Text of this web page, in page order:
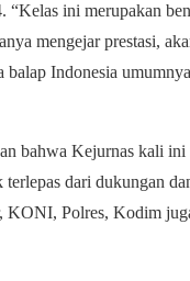
ini merupakan
mengejar prestasi,
Indonesia
bahwa Kejurnas kali
terlepas dari dukungan
KONI, Polres, Kodim